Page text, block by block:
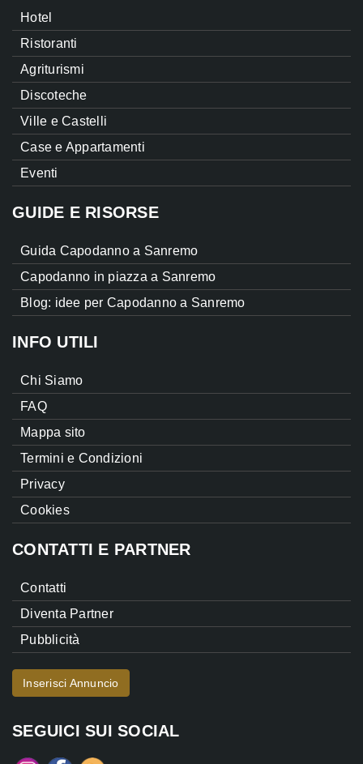
Hotel
Ristoranti
Agriturismi
Discoteche
Ville e Castelli
Case e Appartamenti
Eventi
GUIDE E RISORSE
Guida Capodanno a Sanremo
Capodanno in piazza a Sanremo
Blog: idee per Capodanno a Sanremo
INFO UTILI
Chi Siamo
FAQ
Mappa sito
Termini e Condizioni
Privacy
Cookies
CONTATTI E PARTNER
Contatti
Diventa Partner
Pubblicità
Inserisci Annuncio
SEGUICI SUI SOCIAL